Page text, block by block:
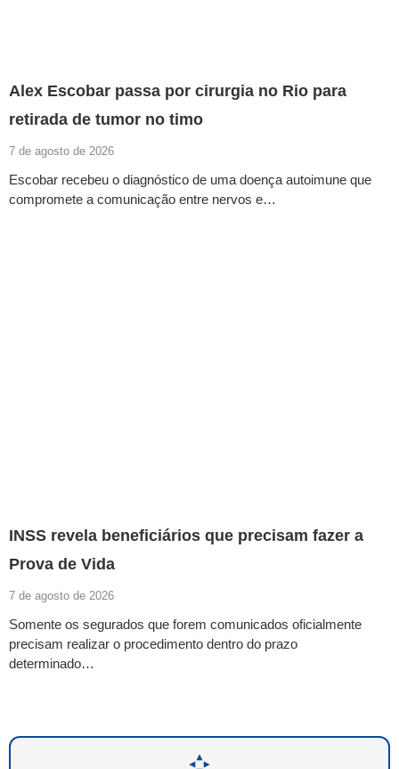
Alex Escobar passa por cirurgia no Rio para
retirada de tumor no timo
7 de agosto de 2026
Escobar recebeu o diagnóstico de uma doença autoimune que
compromete a comunicação entre nervos e…
INSS revela beneficiários que precisam fazer a
Prova de Vida
7 de agosto de 2026
Somente os segurados que forem comunicados oficialmente
precisam realizar o procedimento dentro do prazo
determinado…